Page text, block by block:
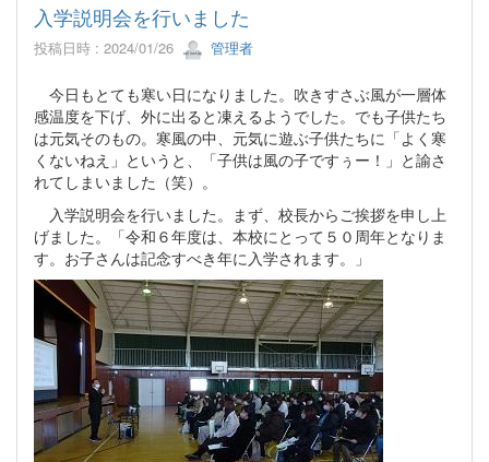
入学説明会を行いました
投稿日時 : 2024/01/26 管理者
今日もとても寒い日になりました。吹きすさぶ風が一層体
感温度を下げ、外に出ると凍えるようでした。でも子供たち
は元気そのもの。寒風の中、元気に遊ぶ子供たちに「よく寒
くないねえ」というと、「子供は風の子ですぅー！」と諭さ
れてしまいました（笑）。
入学説明会を行いました。まず、校長からご挨拶を申し上
げました。「令和６年度は、本校にとって５０周年となりま
す。お子さんは記念すべき年に入学されます。」